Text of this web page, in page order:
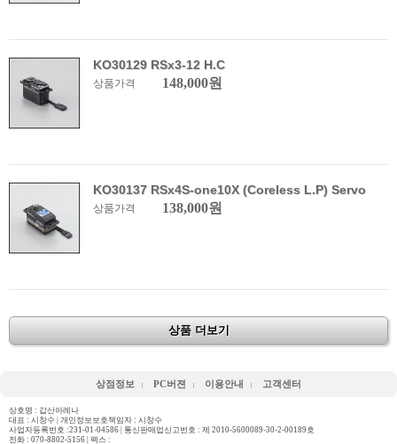
KO30129 RSx3-12 H.C
상품가격 148,000원
KO30137 RSx4S-one10X (Coreless L.P) Servo
상품가격 138,000원
상품 더보기
상점정보 PC버젼 이용안내 고객센터
상호명 : 갑산아레나
대표 : 시창수 | 개인정보보호책임자 : 시창수
사업자등록번호 :231-01-04586 | 통신판매업신고번호 : 제 2010-5600089-30-2-00189호
전화 : 070-8802-5156 | 팩스 :